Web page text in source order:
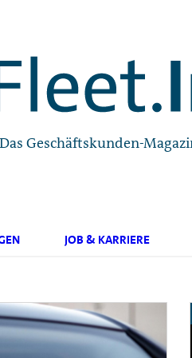
Das Geschäftskunden-
JOB & KARRIERE